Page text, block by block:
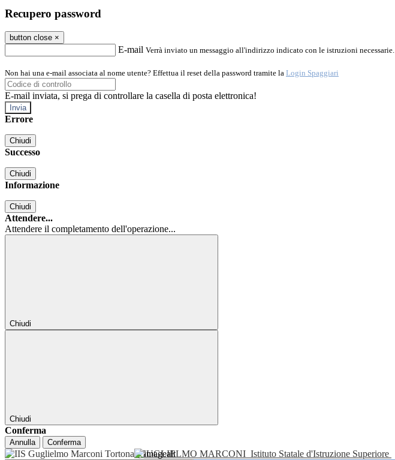
Recupero password
button close ×
E-mail Verrà inviato un messaggio all'indirizzo indicato con le istruzioni necessarie.
Non hai una e-mail associata al nome utente? Effettua il reset della password tramite la Login Spaggiari
E-mail inviata, si prega di controllare la casella di posta elettronica!
Errore
Chiudi
Successo
Chiudi
Informazione
Chiudi
Attendere...
Attendere il completamento dell'operazione...
Chiudi
Chiudi
Conferma
Annulla Conferma
GUGLIELMO MARCONI Istituto Statale d'Istruzione Superiore